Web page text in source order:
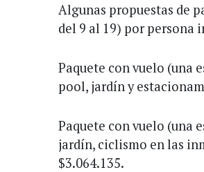
Algunas propuestas de
del 9 al 19) por persona
Paquete con vuelo (una
pool, jardín y
Paquete con vuelo (una
jardín, ciclismo en las
$3.064.135.